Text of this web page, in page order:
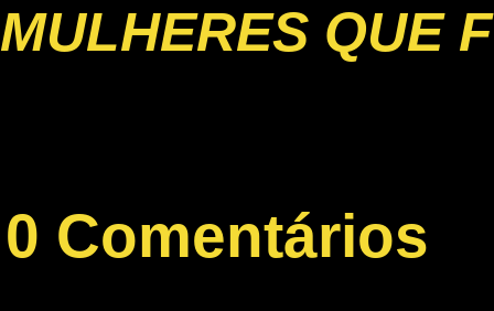
MULHERES QUE
0 Comentários